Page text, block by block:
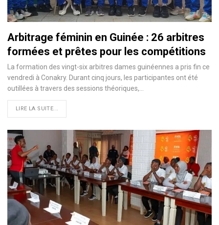
Arbitrage féminin en Guinée : 26 arbitres
formées et prêtes pour les compétitions
La formation des vingt-six arbitres dames guinéennes a pris fin ce
vendredi à Conakry. Durant cinq jours, les participantes ont été
outillées à travers des sessions théoriques,…
LIRE LA SUITE...